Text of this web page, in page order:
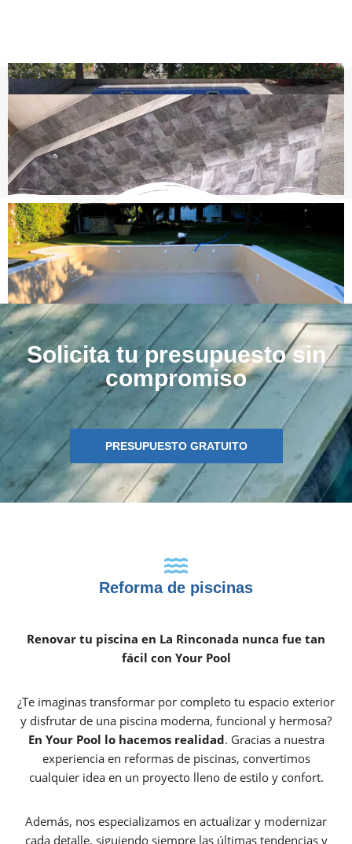
Solicita tu presupuesto sin
compromiso
PRESUPUESTO GRATUITO
Reforma de piscinas
Renovar tu piscina en La Rinconada nunca fue tan
fácil con Your Pool
¿Te imaginas transformar por completo tu espacio exterior
y disfrutar de una piscina moderna, funcional y hermosa?
En Your Pool lo hacemos realidad. Gracias a nuestra
experiencia en reformas de piscinas, convertimos
cualquier idea en un proyecto lleno de estilo y confort.
Además, nos especializamos en actualizar y modernizar
cada detalle, siguiendo siempre las últimas tendencias y